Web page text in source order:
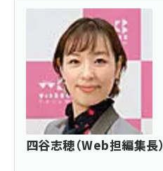
四谷志穂（Web担編集長）